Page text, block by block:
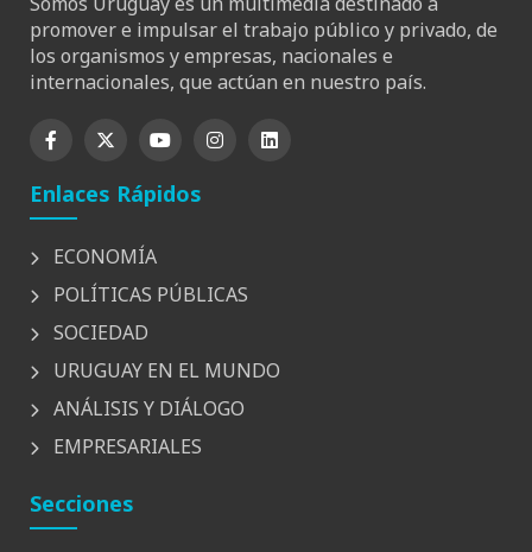
promover e impulsar el trabajo público y privado, de
los organismos y empresas, nacionales e
internacionales, que actúan en nuestro país.
Enlaces Rápidos
ECONOMÍA
POLÍTICAS PÚBLICAS
SOCIEDAD
URUGUAY EN EL MUNDO
ANÁLISIS Y DIÁLOGO
EMPRESARIALES
Secciones